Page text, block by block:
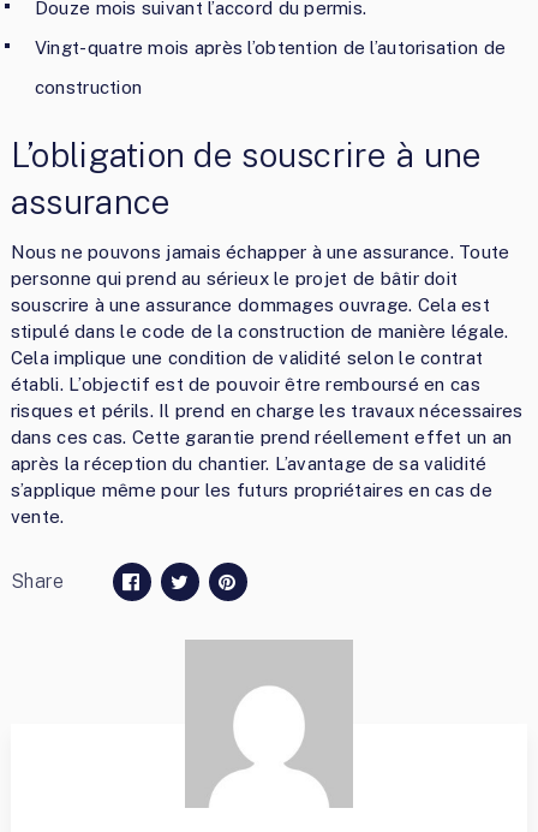
Douze mois suivant l’accord du permis.
Vingt-quatre mois après l’obtention de l’autorisation de
construction
L’obligation de souscrire à une
assurance
Nous ne pouvons jamais échapper à une assurance. Toute
personne qui prend au sérieux le projet de bâtir doit
souscrire à une assurance dommages ouvrage. Cela est
stipulé dans le code de la construction de manière légale.
Cela implique une condition de validité selon le contrat
établi. L’objectif est de pouvoir être remboursé en cas
risques et périls. Il prend en charge les travaux nécessaires
dans ces cas. Cette garantie prend réellement effet un an
après la réception du chantier. L’avantage de sa validité
s’applique même pour les futurs propriétaires en cas de
vente.
Share